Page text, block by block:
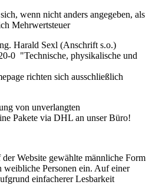
wenn nicht anders angegeben, als
Mehrwertsteuer
Harald Sexl (Anschrift s.o.)
0 "Technische, physikalische und
richten sich ausschließlich
von unverlangten
Pakete via DHL an unser Büro!
Website gewählte männliche Form
weibliche Personen ein. Auf einer
einfacherer Lesbarkeit